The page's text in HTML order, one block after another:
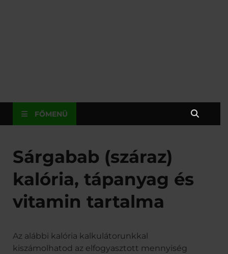
FŐMENÜ
Sárgabab (száraz)
kalória, tápanyag és
vitamin tartalma
Az alábbi kalória kalkulátorunkkal
kiszámolhatod az elfogyasztott mennyiség